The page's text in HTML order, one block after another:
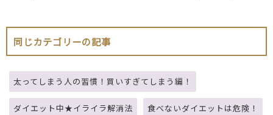
同じカテゴリーの記事
太ってしまう人の習慣！買いすぎてしまう編！
ダイエット中★イライラ解消法 食べないダイエットは危険！